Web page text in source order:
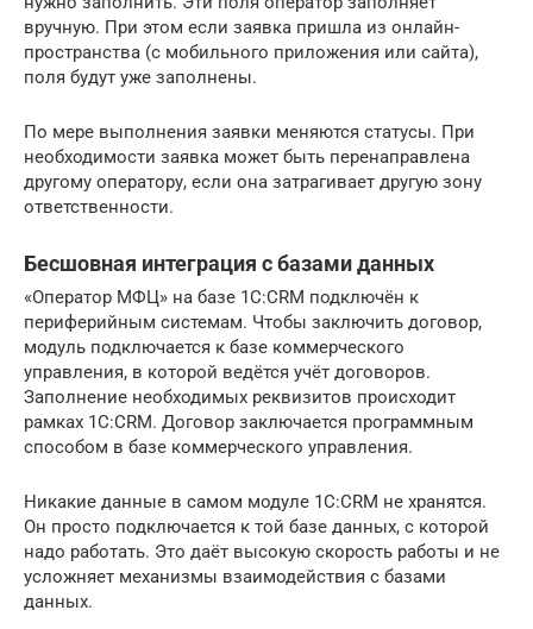
вручную. При этом если заявка пришла из онлайн-
пространства (с мобильного приложения или сайта),
поля будут уже заполнены.
По мере выполнения заявки меняются статусы. При
необходимости заявка может быть перенаправлена
другому оператору, если она затрагивает другую зону
ответственности.
Бесшовная интеграция с базами данных
«Оператор МФЦ» на базе 1С:CRM подключён к
периферийным системам. Чтобы заключить договор,
модуль подключается к базе коммерческого
управления, в которой ведётся учёт договоров.
Заполнение необходимых реквизитов происходит
рамках 1С:CRM. Договор заключается программным
способом в базе коммерческого управления.
Никакие данные в самом модуле 1С:CRM не хранятся.
Он просто подключается к той базе данных, с которой
надо работать. Это даёт высокую скорость работы и не
усложняет механизмы взаимодействия с базами
данных.